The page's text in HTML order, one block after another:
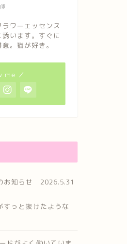
ワーエッセンス
います。すぐに
。猫が好き。
me ／
お知らせ 2026.5.31
すっと抜けたような